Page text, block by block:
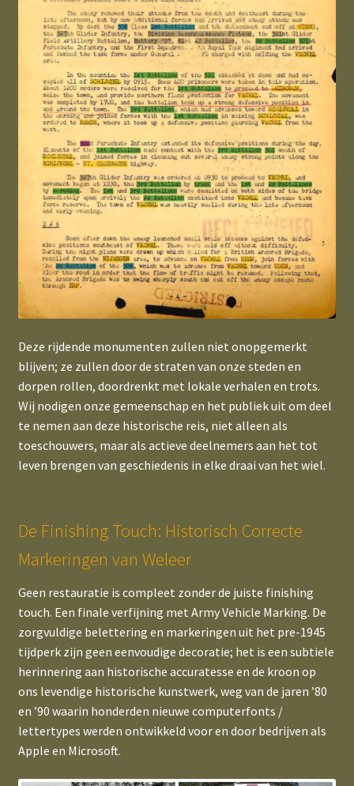
Deze rijdende monumenten zullen niet onopgemerkt
blijven; ze zullen door de straten van onze steden en
dorpen rollen, doordrenkt met lokale verhalen en trots.
Wij nodigen onze gemeenschap en het publiek uit om deel
te nemen aan deze historische reis, niet alleen als
toeschouwers, maar als actieve deelnemers aan het tot
leven brengen van geschiedenis in elke draai van het wiel.
De Finishing Touch: Historisch Correcte
Markeringen van Weleer
Geen restauratie is compleet zonder de juiste finishing
touch. Een finale verfijning met Army Vehicle Marking. De
zorgvuldige belettering en markeringen uit het pre-1945
tijdperk zijn geen eenvoudige decoratie; het is een subtiele
herinnering aan historische accuratesse en de kroon op
ons levendige historische kunstwerk, weg van de jaren ’80
en ’90 waarin honderden nieuwe computerfonts /
lettertypes werden ontwikkeld voor en door bedrijven als
Apple en Microsoft.